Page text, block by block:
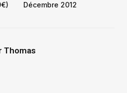
Décembre 2012
Thomas